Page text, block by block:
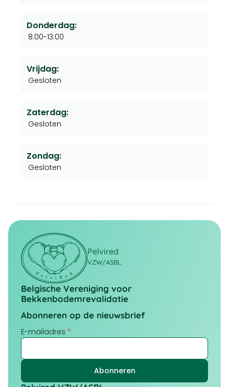
Donderdag:
8:00-13:00
Vrijdag:
Gesloten
Zaterdag:
Gesloten
Zondag:
Gesloten
Pelvired
VZW/ASBL
Belgische Vereniging voor
Bekkenbodemrevalidatie
Abonneren op de nieuwsbrief
E-mailadres *